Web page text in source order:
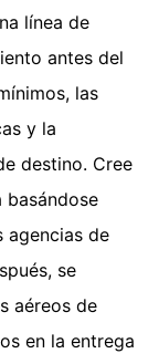
línea de
antes del
las
y la
destino. Cree
agencias de
se
aéreos de
en la entrega